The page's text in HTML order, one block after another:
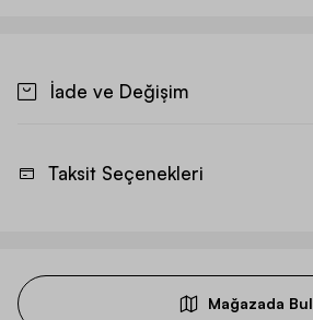
İade ve Değişim
Taksit Seçenekleri
Mağazada Bul